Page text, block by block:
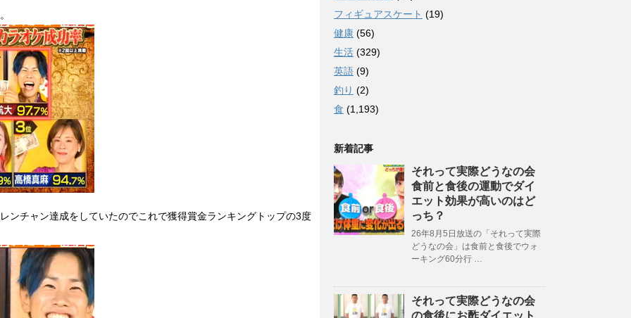
ンチャン達成をしていたのでこれで獲得賞金ランキングトップの3度
フィギュアスケート (19)
健康 (56)
生活 (329)
英語 (9)
釣り (2)
食 (1,193)
新着記事
それって実際どうなの会
食前と食後の運動でダイ
エット効果が高いのはど
っち？
26年8月5日放送の「それって実際
どうなの会」は食前と食後でウォ
ーキング60分行 …
それって実際どうなの会
の食後にお酢ダイエット